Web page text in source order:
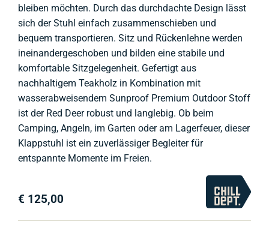
bleiben möchten. Durch das durchdachte Design lässt
sich der Stuhl einfach zusammenschieben und
bequem transportieren. Sitz und Rückenlehne werden
ineinandergeschoben und bilden eine stabile und
komfortable Sitzgelegenheit. Gefertigt aus
nachhaltigem Teakholz in Kombination mit
wasserabweisendem Sunproof Premium Outdoor Stoff
ist der Red Deer robust und langlebig. Ob beim
Camping, Angeln, im Garten oder am Lagerfeuer, dieser
Klappstuhl ist ein zuverlässiger Begleiter für
entspannte Momente im Freien.
€ 125,00